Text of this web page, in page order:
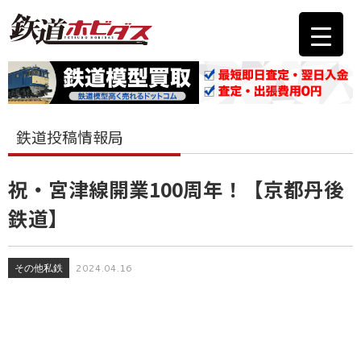
鉄道投稿情報局
祝・宮津線開業100周年！【京都丹後
鉄道】
その他私鉄 2024.04.16